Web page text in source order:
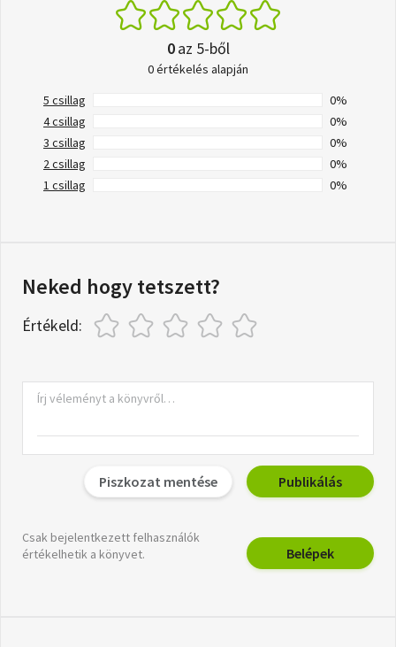
0az 5-ből
0 értékelés alapján
5 csillag
0%
4 csillag
0%
3 csillag
0%
2 csillag
0%
1 csillag
0%
Neked hogy tetszett?
Értékeld:
Piszkozat mentése Publikálás
Csak bejelentkezett felhasználók
értékelhetik a könyvet.
Belépek